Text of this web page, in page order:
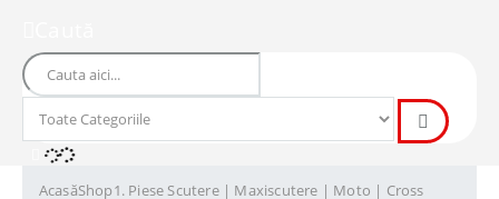
AcasăShop1. Piese Scutere | Maxiscutere | Moto | Cross